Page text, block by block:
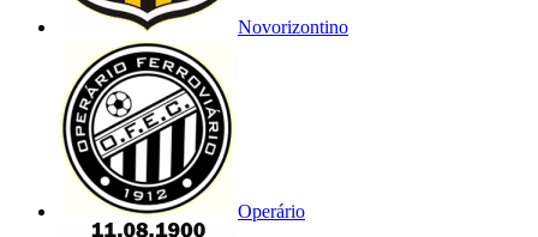
Novorizontino
Operário